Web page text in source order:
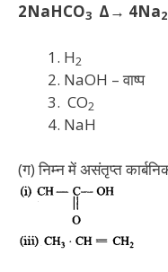
2NaHCO3 Δ→ 4Na2
H2
NaOH – वाष्प
CO2
NaH
(ग) निम्न में असंतृप्त